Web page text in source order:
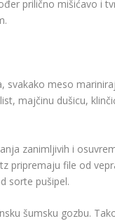
prilično mišićavo i
svakako meso
majčinu dušicu,
zanimljivih i
pripremaju file od
sorte pušipel.
šumsku gozbu.